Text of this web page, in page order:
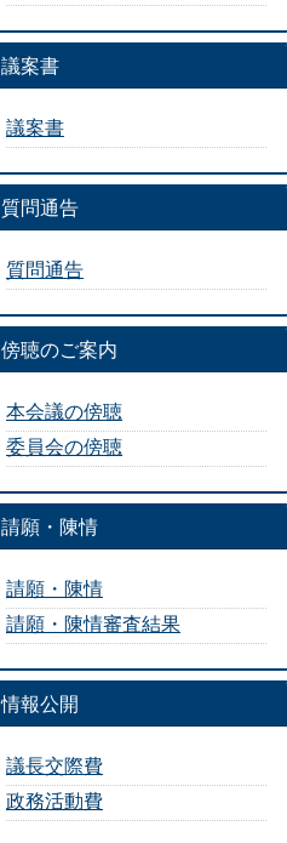
議案書
議案書
質問通告
質問通告
傍聴のご案内
本会議の傍聴
委員会の傍聴
請願・陳情
請願・陳情
請願・陳情審査結果
情報公開
議長交際費
政務活動費